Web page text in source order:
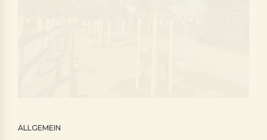
ALLGEMEIN